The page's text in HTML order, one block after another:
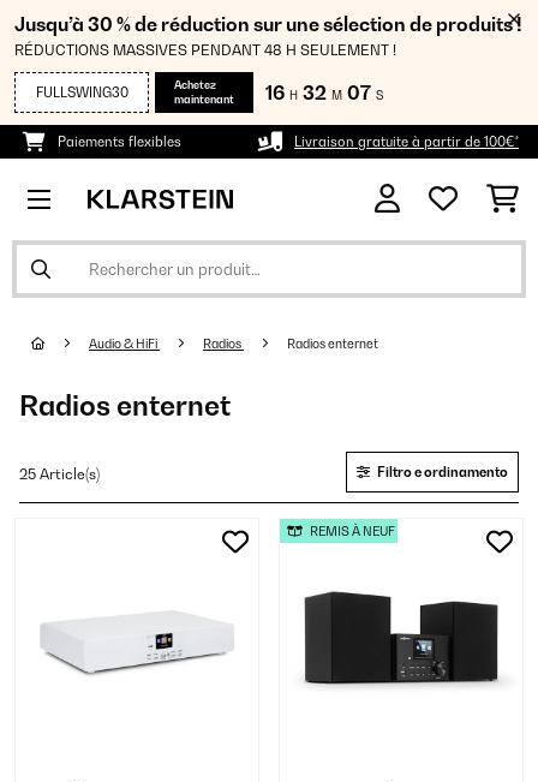
Jusqu’à 30 % de réduction sur une sélection de produits !
RÉDUCTIONS MASSIVES PENDANT 48 H SEULEMENT !
FULLSWING30
Achetez
maintenant
16 H 32 M 06 S
Paiements flexibles Livraison gratuite à partir de 100€*
Audio & HiFi Radios Radios enternet
Radios enternet
25 Article(s) Filtro e ordinamento
REMIS À NEUF